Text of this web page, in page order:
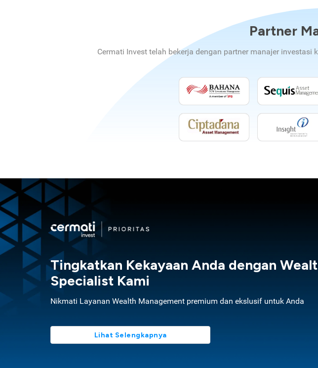
Partner
Cermati Invest telah bekerja dengan partner manajer
Tingkatkan Kekayaan Anda dengan
Specialist Kami
Nikmati Layanan Wealth Management premium dan ekslusif untuk Anda
Lihat Selengkapnya